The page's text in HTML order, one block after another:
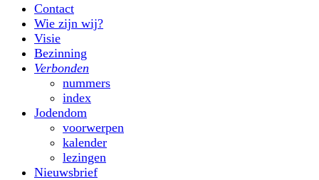
Contact
Wie zijn wij?
Visie
Bezinning
Verbonden
nummers
index
Jodendom
voorwerpen
kalender
lezingen
Nieuwsbrief